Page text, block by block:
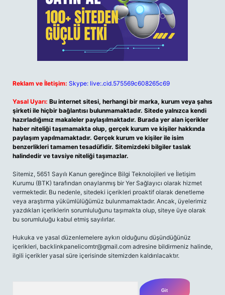
Reklam ve İletişim: Skype: live:.cid.575569c608265c69
Yasal Uyarı: Bu internet sitesi, herhangi bir marka, kurum veya şahıs
şirketi ile hiçbir bağlantısı bulunmamaktadır. Sitede yalnızca kendi
hazırladığımız makaleler paylaşılmaktadır. Burada yer alan içerikler
haber niteliği taşımamakta olup, gerçek kurum ve kişiler hakkında
paylaşım yapılmamaktadır. Gerçek kurum ve kişiler ile isim
benzerlikleri tamamen tesadüfidir. Sitemizdeki bilgiler taslak
halindedir ve tavsiye niteliği taşımazlar.
Sitemiz, 5651 Sayılı Kanun gereğince Bilgi Teknolojileri ve İletişim
Kurumu (BTK) tarafından onaylanmış bir Yer Sağlayıcı olarak hizmet
vermektedir. Bu nedenle, sitedeki içerikleri proaktif olarak denetleme
veya araştırma yükümlülüğümüz bulunmamaktadır. Ancak, üyelerimiz
yazdıkları içeriklerin sorumluluğunu taşımakta olup, siteye üye olarak
bu sorumluluğu kabul etmiş sayılırlar.
Hukuka ve yasal düzenlemelere aykırı olduğunu düşündüğünüz
içerikleri, backlinkpanelicomtr@gmail.com adresine bildirmeniz halinde,
ilgili içerikler yasal süre içerisinde sitemizden kaldırılacaktır.